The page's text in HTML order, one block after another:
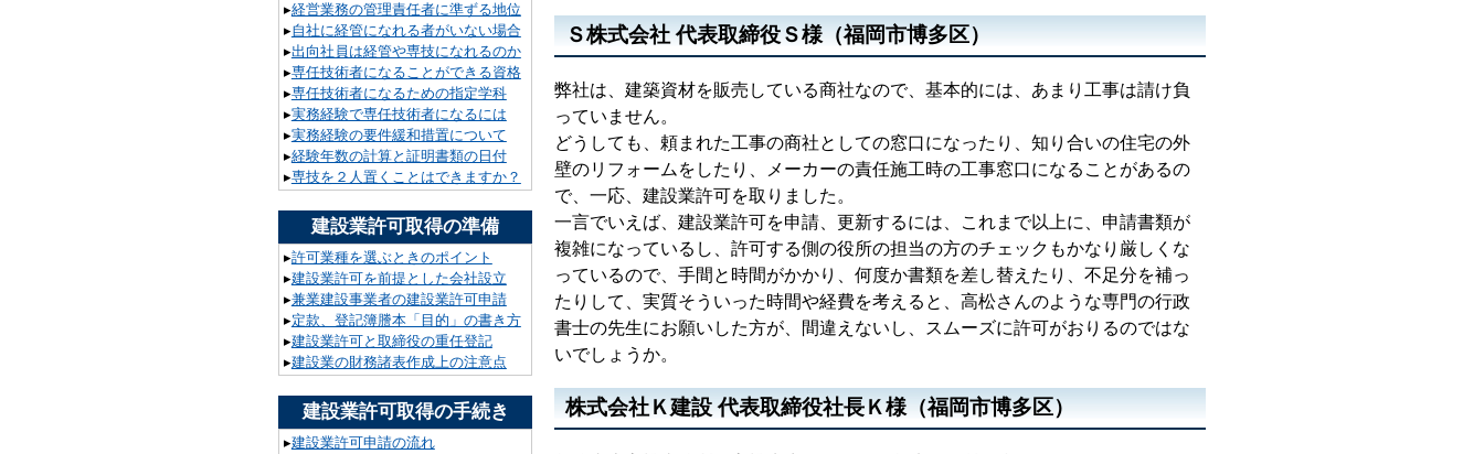
Ｓ株式会社 代表取締役Ｓ様（福岡市博多区）
弊社は、建築資材を販売している商社なので、基本的には、あまり工事は請け負
っていません。
どうしても、頼まれた工事の商社としての窓口になったり、知り合いの住宅の外
壁のリフォームをしたり、メーカーの責任施工時の工事窓口になることがあるの
で、一応、建設業許可を取りました。
一言でいえば、建設業許可を申請、更新するには、これまで以上に、申請書類が
複雑になっているし、許可する側の役所の担当の方のチェックもかなり厳しくな
っているので、手間と時間がかかり、何度か書類を差し替えたり、不足分を補っ
たりして、実質そういった時間や経費を考えると、高松さんのような専門の行政
書士の先生にお願いした方が、間違えないし、スムーズに許可がおりるのではな
いでしょうか。
株式会社Ｋ建設 代表取締役社長Ｋ様（福岡市博多区）
▸経営業務の管理責任者に準ずる地位
▸自社に経管になれる者がいない場合
▸出向社員は経管や専技になれるのか
▸専任技術者になることができる資格
▸専任技術者になるための指定学科
▸実務経験で専任技術者になるには
▸実務経験の要件緩和措置について
▸経験年数の計算と証明書類の日付
▸専技を２人置くことはできますか？
建設業許可取得の準備
▸許可業種を選ぶときのポイント
▸建設業許可を前提とした会社設立
▸兼業建設事業者の建設業許可申請
▸定款、登記簿謄本「目的」の書き方
▸建設業許可と取締役の重任登記
▸建設業の財務諸表作成上の注意点
建設業許可取得の手続き
▸建設業許可申請の流れ